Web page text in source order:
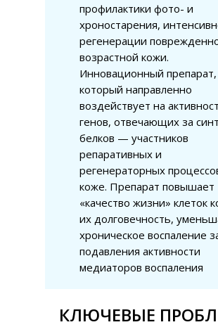
профилактики фото- и
хроностарения,
регенерации
возрастной кожи.
Инновационный препарат,
который направленно
воздействует на
генов, отвечающих за
белков — участников
репаративных и
регенераторных
коже. Препарат повышает
«качество жизни» клеток
их долговечность,
хроническое воспаление
подавления активности
медиаторов воспаления
КЛЮЧЕВЫЕ